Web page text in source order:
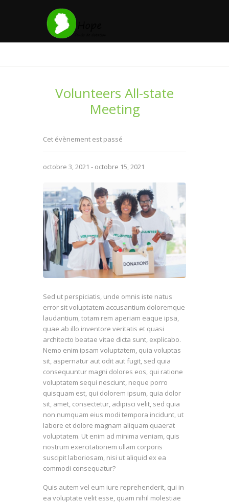
Volunteers All-state
Meeting
Cet évènement est passé
octobre 3, 2021 - octobre 15, 2021
Sed ut perspiciatis, unde omnis iste natus
error sit voluptatem accusantium doloremque
laudantium, totam rem aperiam eaque ipsa,
quae ab illo inventore veritatis et quasi
architecto beatae vitae dicta sunt, explicabo.
Nemo enim ipsam voluptatem, quia voluptas
sit, aspernatur aut odit aut fugit, sed quia
consequuntur magni dolores eos, qui ratione
voluptatem sequi nesciunt, neque porro
quisquam est, qui dolorem ipsum, quia dolor
sit, amet, consectetur, adipisci velit, sed quia
non numquam eius modi tempora incidunt, ut
labore et dolore magnam aliquam quaerat
voluptatem. Ut enim ad minima veniam, quis
nostrum exercitationem ullam corporis
suscipit laboriosam, nisi ut aliquid ex ea
commodi consequatur?
Quis autem vel eum iure reprehenderit, qui in
ea voluptate velit esse, quam nihil molestiae